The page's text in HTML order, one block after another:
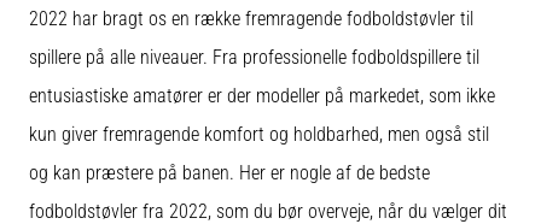
–
Skabt
til
touch.
Bygget
angreb
2022 har bragt os en række fremragende fodboldstøvler til
spillere på alle niveauer. Fra professionelle fodboldspillere til
entusiastiske amatører er der modeller på markedet, som ikke
kun giver fremragende komfort og holdbarhed, men også stil
og kan præstere på banen. Her er nogle af de bedste
fodboldstøvler fra 2022, som du bør overveje, når du vælger dit